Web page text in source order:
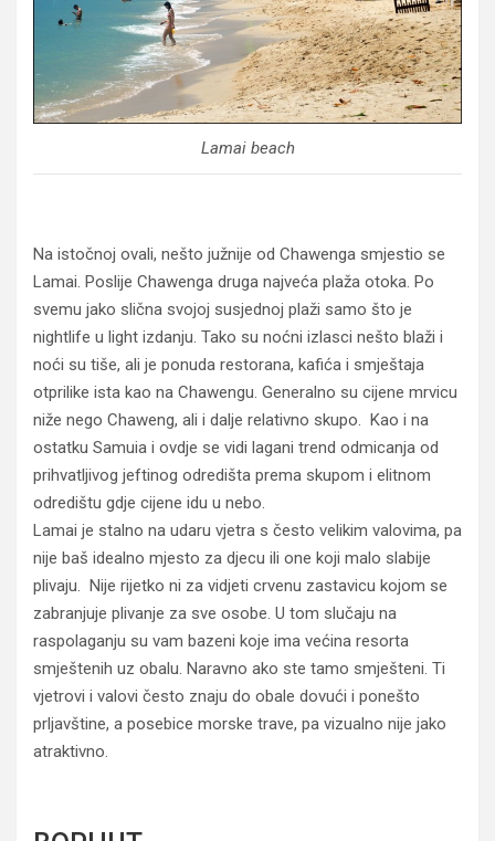
Lamai beach
Na istočnoj ovali, nešto južnije od Chawenga smjestio se
Lamai. Poslije Chawenga druga najveća plaža otoka. Po
svemu jako slična svojoj susjednoj plaži samo što je
nightlife u light izdanju. Tako su noćni izlasci nešto blaži i
noći su tiše, ali je ponuda restorana, kafića i smještaja
otprilike ista kao na Chawengu. Generalno su cijene mrvicu
niže nego Chaweng, ali i dalje relativno skupo. Kao i na
ostatku Samuia i ovdje se vidi lagani trend odmicanja od
prihvatljivog jeftinog odredišta prema skupom i elitnom
odredištu gdje cijene idu u nebo.
Lamai je stalno na udaru vjetra s često velikim valovima, pa
nije baš idealno mjesto za djecu ili one koji malo slabije
plivaju. Nije rijetko ni za vidjeti crvenu zastavicu kojom se
zabranjuje plivanje za sve osobe. U tom slučaju na
raspolaganju su vam bazeni koje ima većina resorta
smještenih uz obalu. Naravno ako ste tamo smješteni. Ti
vjetrovi i valovi često znaju do obale dovući i ponešto
prljavštine, a posebice morske trave, pa vizualno nije jako
atraktivno.